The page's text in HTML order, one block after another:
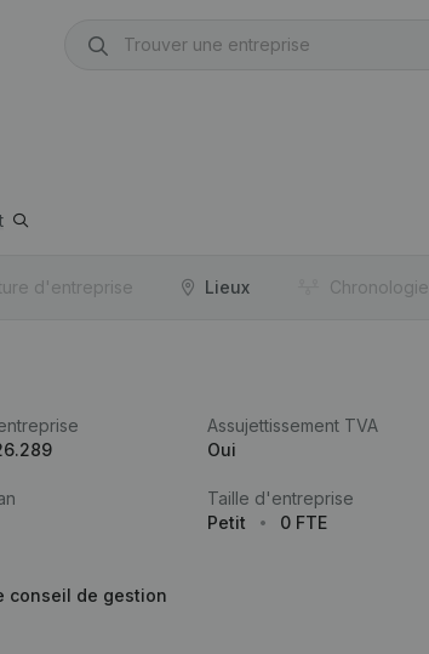
d'entreprise Lieux Chronologie
Assujettissement TVA
Oui
Taille d'entreprise
Petit
0 FTE
conseil de gestion